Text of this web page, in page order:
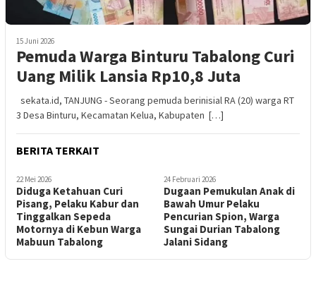
15 Juni 2026
Pemuda Warga Binturu Tabalong Curi
Uang Milik Lansia Rp10,8 Juta
sekata.id, TANJUNG - Seorang pemuda berinisial RA (20) warga RT
3 Desa Binturu, Kecamatan Kelua, Kabupaten […]
BERITA TERKAIT
22 Mei 2026
Diduga Ketahuan Curi
Pisang, Pelaku Kabur dan
Tinggalkan Sepeda
Motornya di Kebun Warga
Mabuun Tabalong
24 Februari 2026
Dugaan Pemukulan Anak di
Bawah Umur Pelaku
Pencurian Spion, Warga
Sungai Durian Tabalong
Jalani Sidang